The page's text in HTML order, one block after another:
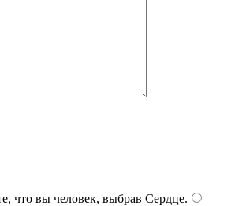
что вы человек, выбрав Сердце.